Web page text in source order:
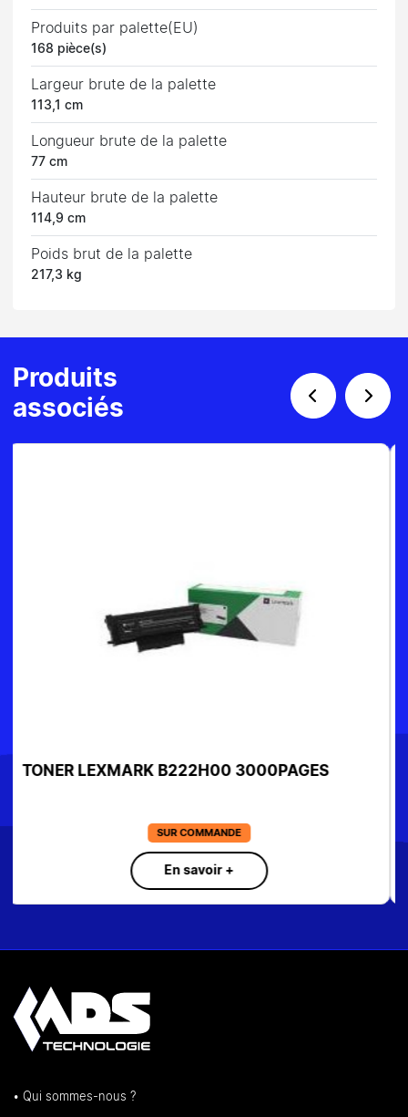
Produits par palette(EU)
168 pièce(s)
Largeur brute de la palette
113,1 cm
Longueur brute de la palette
77 cm
Hauteur brute de la palette
114,9 cm
Poids brut de la palette
217,3 kg
Produits
associés
TONER BROTHER TN-3430 NOIR 3000PS
SUR COMMANDE
En savoir +
• Qui sommes-nous ?